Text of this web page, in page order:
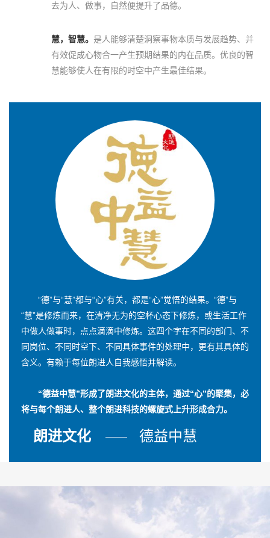
去为人、做事，自然便提升了品德。
慧，智慧。 是人能够清楚洞察事物本质与发展趋势、并
有效促成心物合一产生预期结果的内在品质。优良的智
慧能够使人在有限的时空中产生最佳结果。
“德”与“慧”都与“心”有关，都是“心”觉悟的结果。“德”与
“慧”是修炼而来，在清净无为的空杯心态下修炼，或生活工作
中做人做事时，点点滴滴中修炼。这四个字在不同的部门、不
同岗位、不同时空下、不同具体事件的处理中，更有其具体的
含义。有赖于每位朗进人自我感悟并解读。
“德益中慧”形成了朗进文化的主体，通过“心”的聚集，必
将与每个朗进人、整个朗进科技的螺旋式上升形成合力。
朗进文化 德益中慧